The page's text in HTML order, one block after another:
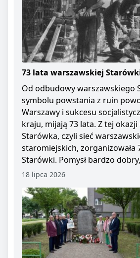
73 lata warszawskiej
Od odbudowy warszawskiego
symbolu powstania z ruin
Warszawy i sukcesu
kraju, mijają 73 lata. Z tej okazji
Starówka, czyli sieć
staromiejskich, zorganizowała
Starówki. Pomysł bardzo
18 lipca 2026